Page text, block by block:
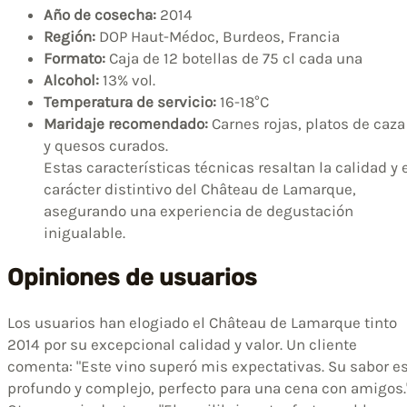
Año de cosecha: 2014
Región: DOP Haut-Médoc, Burdeos, Francia
Formato: Caja de 12 botellas de 75 cl cada una
Alcohol: 13% vol.
Temperatura de servicio: 16-18°C
Maridaje recomendado: Carnes rojas, platos de caza
y quesos curados.
Estas características técnicas resaltan la calidad y
carácter distintivo del Château de Lamarque,
asegurando una experiencia de degustación
inigualable.
Opiniones de usuarios
Los usuarios han elogiado el Château de Lamarque tinto
2014 por su excepcional calidad y valor. Un cliente
comenta: "Este vino superó mis expectativas. Su sabor
profundo y complejo, perfecto para una cena con